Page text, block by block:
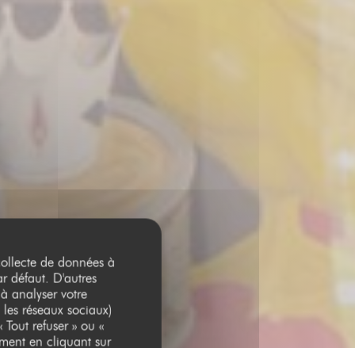
de données à
défaut. D'autres
analyser votre
réseaux sociaux)
refuser » ou «
en cliquant sur